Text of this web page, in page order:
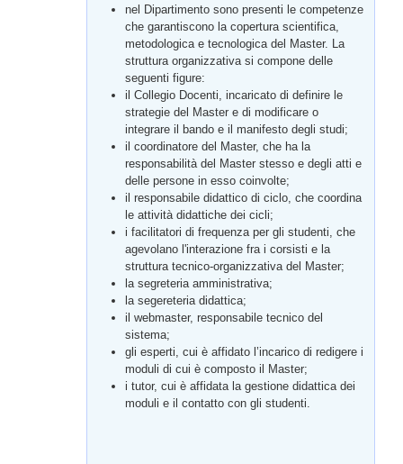
nel Dipartimento sono presenti le competenze
che garantiscono la copertura scientifica,
metodologica e tecnologica del Master. La
struttura organizzativa si compone delle
seguenti figure:
il Collegio Docenti, incaricato di definire le
strategie del Master e di modificare o
integrare il bando e il manifesto degli studi;
il coordinatore del Master, che ha la
responsabilità del Master stesso e degli atti e
delle persone in esso coinvolte;
il responsabile didattico di ciclo, che coordina
le attività didattiche dei cicli;
i facilitatori di frequenza per gli studenti, che
agevolano l'interazione fra i corsisti e la
struttura tecnico-organizzativa del Master;
la segreteria amministrativa;
la segereteria didattica;
il webmaster, responsabile tecnico del
sistema;
gli esperti, cui è affidato l’incarico di redigere i
moduli di cui è composto il Master;
i tutor, cui è affidata la gestione didattica dei
moduli e il contatto con gli studenti.